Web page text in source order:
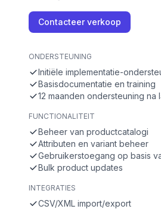
Contacteer verkoop
ONDERSTEUNING
Initiële implementatie-
Basisdocumentatie en training
12 maanden ondersteuning na
FUNCTIONALITEIT
Beheer van productcatalogi
Attributen en variant beheer
Gebruikerstoegang op basis
Bulk product updates
INTEGRATIES
CSV/XML import/export